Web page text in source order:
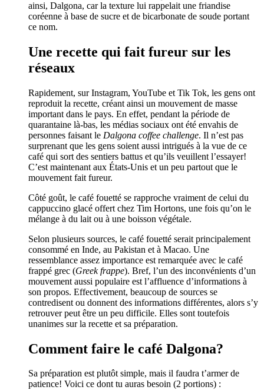
ainsi, Dalgona, car la texture lui rappelait une friandise
coréenne à base de sucre et de bicarbonate de soude portant
ce nom.
Une recette qui fait fureur sur les
réseaux
Rapidement, sur Instagram, YouTube et Tik Tok, les gens ont
reproduit la recette, créant ainsi un mouvement de masse
important dans le pays. En effet, pendant la période de
quarantaine là-bas, les médias sociaux ont été envahis de
personnes faisant le Dalgona coffee challenge. Il n’est pas
surprenant que les gens soient aussi intrigués à la vue de ce
café qui sort des sentiers battus et qu’ils veuillent l’essayer!
C’est maintenant aux États-Unis et un peu partout que le
mouvement fait fureur.
Côté goût, le café fouetté se rapproche vraiment de celui du
cappuccino glacé offert chez Tim Hortons, une fois qu’on le
mélange à du lait ou à une boisson végétale.
Selon plusieurs sources, le café fouetté serait principalement
consommé en Inde, au Pakistan et à Macao. Une
ressemblance assez importance est remarquée avec le café
frappé grec (Greek frappe). Bref, l’un des inconvénients d’un
mouvement aussi populaire est l’affluence d’informations à
son propos. Effectivement, beaucoup de sources se
contredisent ou donnent des informations différentes, alors s’y
retrouver peut être un peu difficile. Elles sont toutefois
unanimes sur la recette et sa préparation.
Comment faire le café Dalgona?
Sa préparation est plutôt simple, mais il faudra t’armer de
patience! Voici ce dont tu auras besoin (2 portions) :